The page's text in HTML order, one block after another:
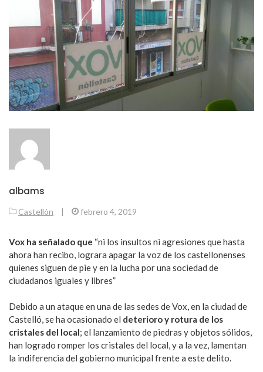
albams
Castellón | febrero 4, 2019
Vox ha señalado que “ni los insultos ni agresiones que hasta
ahora han recibo, lograra apagar la voz de los castellonenses
quienes siguen de pie y en la lucha por una sociedad de
ciudadanos iguales y libres”
Debido a un ataque en una de las sedes de Vox, en la ciudad de
Castelló, se ha ocasionado el deterioro y rotura de los
cristales del local; el lanzamiento de piedras y objetos sólidos,
han logrado romper los cristales del local, y a la vez, lamentan
la indiferencia del gobierno municipal frente a este delito.